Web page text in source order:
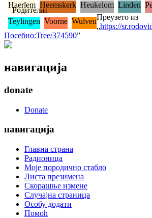
Родитељи
Haerlem Heemskerk Heukelom Linden
Teylingen Voorne WulvenПреузето из
„https://
Посебно:Tree/374590”
навигација
donate
Donate
навигација
Главна страна
Радионица
Моје породично стабло
Листа презимена
Скорашње измене
Случајна страница
Особу додати
Помоћ